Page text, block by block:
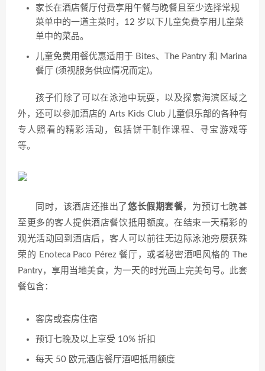
家长在酒店餐厅付费享用午餐与晚餐且至少选择常规
菜单中的一道主菜时，12 岁以下儿童免费享用儿童菜
单中的菜品。
儿童免费用餐优惠适用于 Bites、The Pantry 和 Marina
餐厅 (须视服务供应情况而定)。
孩子们除了可以在泳池中玩耍，以及探索海滨区域之
外，还可以参加酒店的 Arts Kids Club 儿童俱乐部的各种有
专人照看的精彩活动，包括饼干制作课程、寻宝游戏等
等。
同时，该酒店还推出了 悠长假期套餐，为预订七晚甚
至更多的客人提供酒店餐饮抵用额度。在结束一天精彩的
观光活动回到酒店后，客人可以前往无边际泳池旁屡获殊
荣的 Enoteca Paco Pérez 餐厅，或者秘密酒吧风格的 The
Pantry，享用当地美食，为一天的时光画上完美句号。此套
餐包含：
客房或套房住宿
预订七晚及以上享受 10% 折扣
每天 50 欧元酒店餐厅酒吧抵用额度